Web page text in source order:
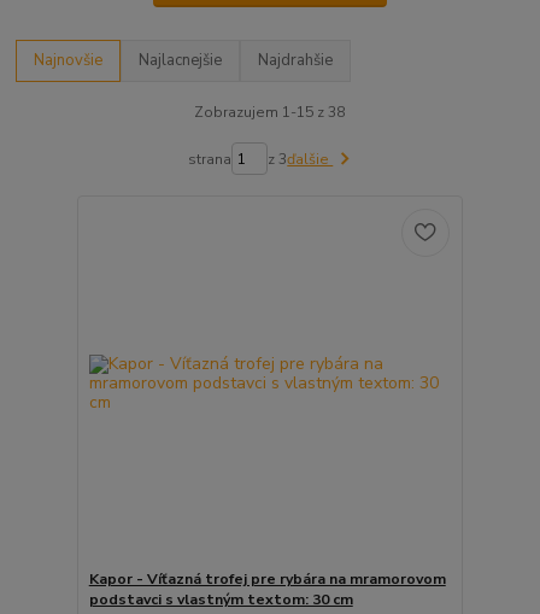
Najnovšie Najlacnejšie Najdrahšie
Zobrazujem 1-15 z 38
strana z 3ďalšie
Kapor - Víťazná trofej pre rybára na mramorovom
podstavci s vlastným textom: 30 cm